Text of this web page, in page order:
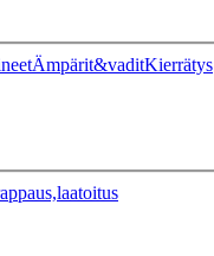
Ämpärit&vaditKierrätys